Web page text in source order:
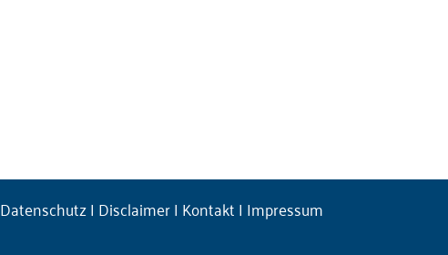
Datenschutz| Disclaimer| Kontakt| Impressum